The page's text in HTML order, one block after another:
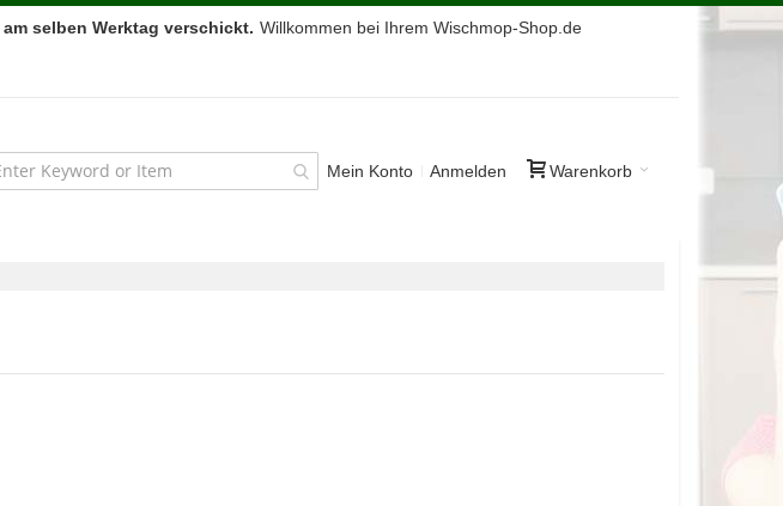
Willkommen bei Ihrem Wischmop-Shop.de
am selben Werktag verschickt.
Mein Konto Anmelden Warenkorb